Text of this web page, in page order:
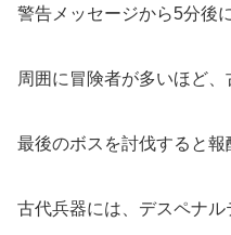
警告メッセージから5分後
周囲に冒険者が多いほど、
最後のボスを討伐すると報
古代兵器には、デスペナル